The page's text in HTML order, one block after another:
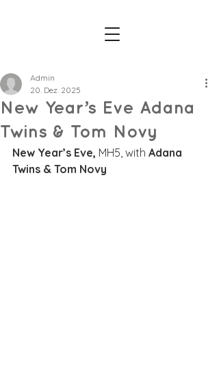
New Year’s Eve Adana
Twins & Tom Novy
Admin
20. Dez. 2025
New Year’s Eve, MH5, with Adana
Twins & Tom Novy